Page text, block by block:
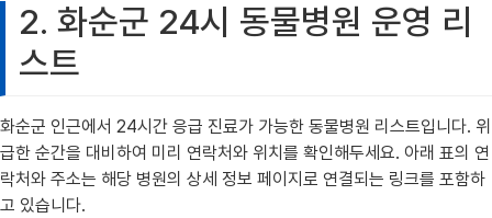
2. 화순군 24시 동물병원 운영 리
스트
화순군 인근에서 24시간 응급 진료가 가능한 동물병원 리스트입니다. 위
급한 순간을 대비하여 미리 연락처와 위치를 확인해두세요. 아래 표의 연
락처와 주소는 해당 병원의 상세 정보 페이지로 연결되는 링크를 포함하
고 있습니다.